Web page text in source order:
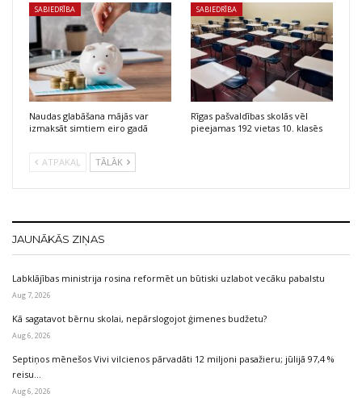
SABIEDRĪBA
Naudas glabāšana mājās var
izmaksāt simtiem eiro gadā
SABIEDRĪBA
Rīgas pašvaldības skolās vēl
pieejamas 192 vietas 10. klasēs
ATPAKAĻ TĀLĀK
JAUNĀKĀS ZIŅAS
Labklājības ministrija rosina reformēt un būtiski uzlabot vecāku pabalstu
Aug 7, 2026
Kā sagatavot bērnu skolai, nepārslogojot ģimenes budžetu?
Aug 6, 2026
Septiņos mēnešos Vivi vilcienos pārvadāti 12 miljoni pasažieru; jūlijā 97,4 %
reisu…
Aug 6, 2026